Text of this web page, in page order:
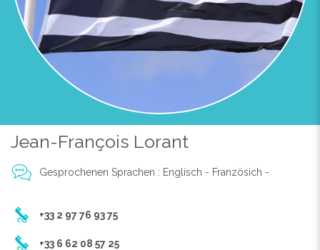
Previous Next
Jean-François Lorant
Gesprochenen Sprachen : Englisch - Französich -
+33 2 97 76 93 75
+33 6 62 08 57 25